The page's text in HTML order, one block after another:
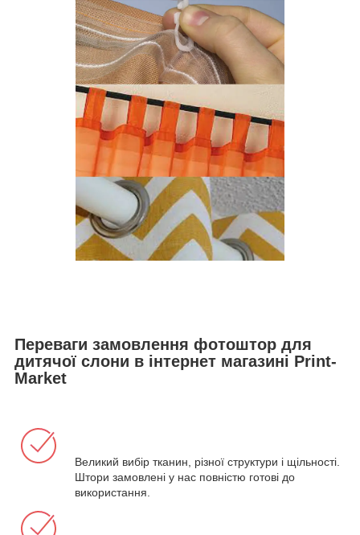
Переваги замовлення фотоштор для
дитячої слони в інтернет магазині Print-
Market
Великий вибір тканин, різної структури і щільності.
Штори замовлені у нас повністю готові до
використання.